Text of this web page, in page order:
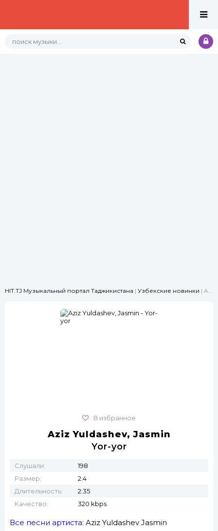
HIT.TJ Музыкальный портал Таджикистана | Узбекские новинки | Aziz Yuldashev, Jasmin - Yor-yor
В избранное
Aziz Yuldashev, Jasmin
Yor-yor
Слушали:
198
Размер:
2.4
Длительность:
2:35
Качество:
320 kbps
Все песни артиста: Aziz Yuldashev Jasmin